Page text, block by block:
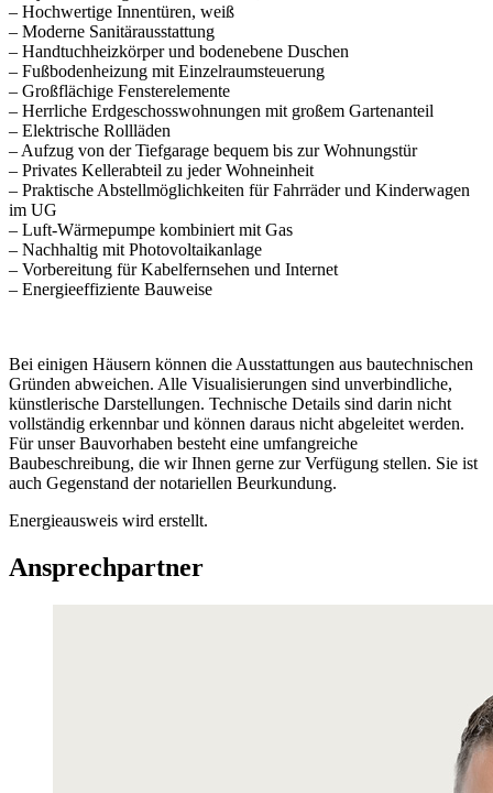
– Hochwertige Innentüren, weiß
– Moderne Sanitärausstattung
– Handtuchheizkörper und bodenebene Duschen
– Fußbodenheizung mit Einzelraumsteuerung
– Großflächige Fensterelemente
– Herrliche Erdgeschosswohnungen mit großem Gartenanteil
– Elektrische Rollläden
– Aufzug von der Tiefgarage bequem bis zur Wohnungstür
– Privates Kellerabteil zu jeder Wohneinheit
– Praktische Abstellmöglichkeiten für Fahrräder und Kinderwagen
im UG
– Luft-Wärmepumpe kombiniert mit Gas
– Nachhaltig mit Photovoltaikanlage
– Vorbereitung für Kabelfernsehen und Internet
– Energieeffiziente Bauweise
Bei einigen Häusern können die Ausstattungen aus bautechnischen
Gründen abweichen. Alle Visualisierungen sind unverbindliche,
künstlerische Darstellungen. Technische Details sind darin nicht
vollständig erkennbar und können daraus nicht abgeleitet werden.
Für unser Bauvorhaben besteht eine umfangreiche
Baubeschreibung, die wir Ihnen gerne zur Verfügung stellen. Sie ist
auch Gegenstand der notariellen B­eurkundung.
Energieausweis wird erstellt.
Ansprechpartner